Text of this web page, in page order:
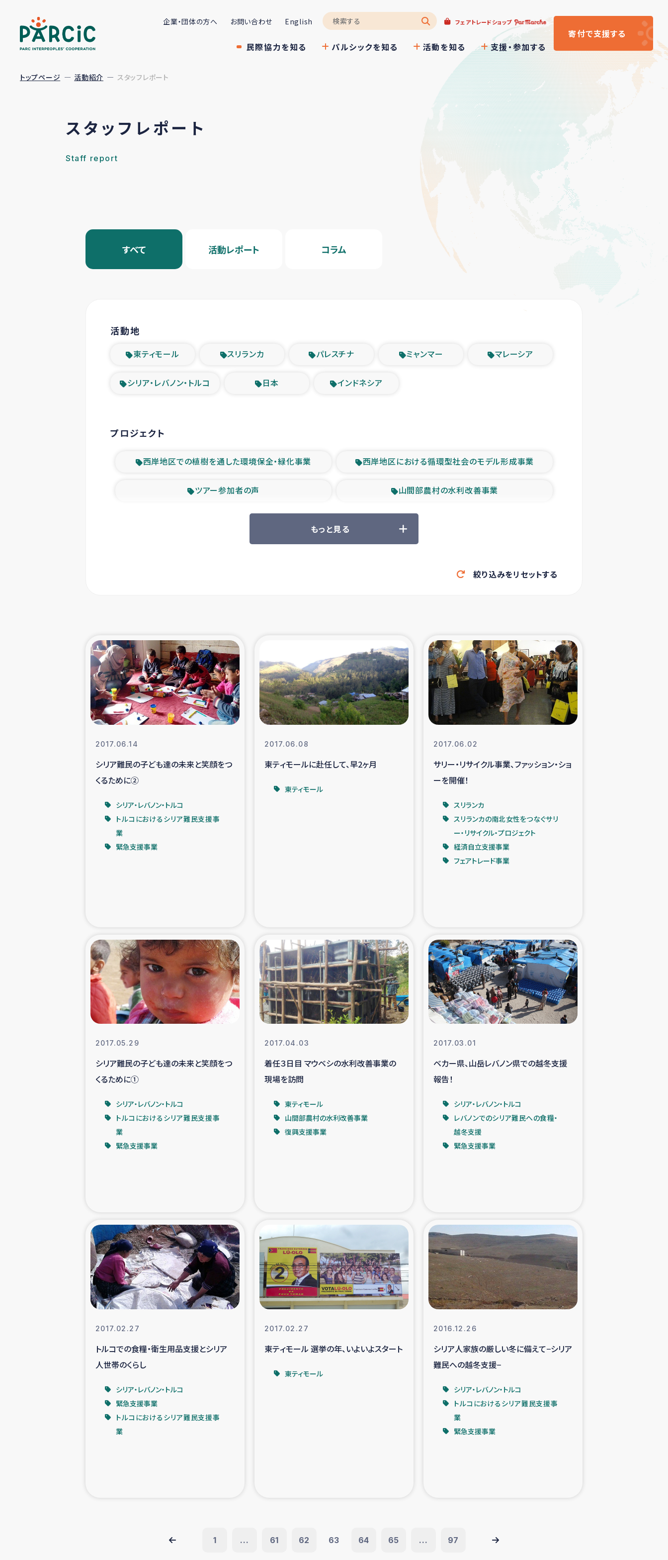
企業・団体の方へ お問い合わせ English フェアトレードショップ
民際協力を知る パルシックを知る 活動を知る 支援・参加する
寄付で支援する
トップページ 活動紹介 スタッフレポート
スタッフレポート
Staff report
すべて 活動レポート コラム
活動地
東ティモール スリランカ パレスチナ ミャンマー マレーシア
シリア・レバノン・トルコ 日本 インドネシア
プロジェクト
西岸地区での植樹を通した環境保全・緑化事業 西岸地区における循環型社会のモデル形成事業
ツアー参加者の声 山間部農村の水利改善事業
緊急救援の時代 森林保全型農業の支援事業
東ティモール豪雨緊急支援 大雨による洪水被災者支援
シリア国内避難民・帰還民の生活再建支援
スリランカ 緊急人道支援 スリランカ南部洪水被災者支援
スリランカの南北女性をつなぐサリー・リサイクル・プロジ
ェクト
復興支援事業
ガザ人道支援 令和6年能登半島地震 緊急支援
国内避難民への物資配付および教育支援
タイ国境ミャンマー移民子ども支援 漁民によるマングローブ植林活動
レバノンでのシリア難民への食糧・越冬支援 レバノンにおける緊急支援
石巻市街地在宅被災者支援 復興応援隊の活動
仮設住宅生活支援・農業復興支援 漁業復興支援
インターン・ボランティア日誌 経済自立支援事業
居場所づくり ガザ空爆被災者への食料支援と農家生産支援
ガザ地区における被災住民への緊急支援 ガザ地区酪農を通した女性グループの生計支援
ふりかけ普及と食生活改善による栄養改善事業 フェアトレード事業
女性の生計向上を通じた子どもの栄養改善事業
コーヒー生産者支援 アイナロ県マウベシ郡でのコーヒー畑改善事業
ベイルート大規模爆発被災者支援 女性の生計向上支援
アグロフォレストリー（カカオ）事業
もっと見る
絞り込みをリセットする
2017.06.14
シリア難民の子ども達の未来と笑顔をつ
くるために②
シリア・レバノン・トルコ
トルコにおけるシリア難民支援事
業
緊急支援事業
2017.06.08
東ティモールに赴任して、早2ヶ月
東ティモール
2017.06.02
サリー・リサイクル事業、ファッション・ショ
ーを開催！
スリランカ
スリランカの南北女性をつなぐサリ
ー・リサイクル・プロジェクト
経済自立支援事業
フェアトレード事業
2017.05.29
シリア難民の子ども達の未来と笑顔をつ
くるために①
シリア・レバノン・トルコ
トルコにおけるシリア難民支援事
業
緊急支援事業
2017.04.03
着任３日目 マウベシの水利改善事業の
現場を訪問
東ティモール
山間部農村の水利改善事業
復興支援事業
2017.03.01
ベカー県、山岳レバノン県での越冬支援
報告！
シリア・レバノン・トルコ
レバノンでのシリア難民への食糧・
越冬支援
緊急支援事業
2017.02.27
トルコでの食糧・衛生用品支援とシリア
人世帯のくらし
シリア・レバノン・トルコ
緊急支援事業
トルコにおけるシリア難民支援事
業
2017.02.27
東ティモール 選挙の年、いよいよスタート
東ティモール
2016.12.26
シリア人家族の厳しい冬に備えて−シリア
難民への越冬支援−
シリア・レバノン・トルコ
トルコにおけるシリア難民支援事
業
緊急支援事業
1 ... 61 62 63 64 65 ... 97